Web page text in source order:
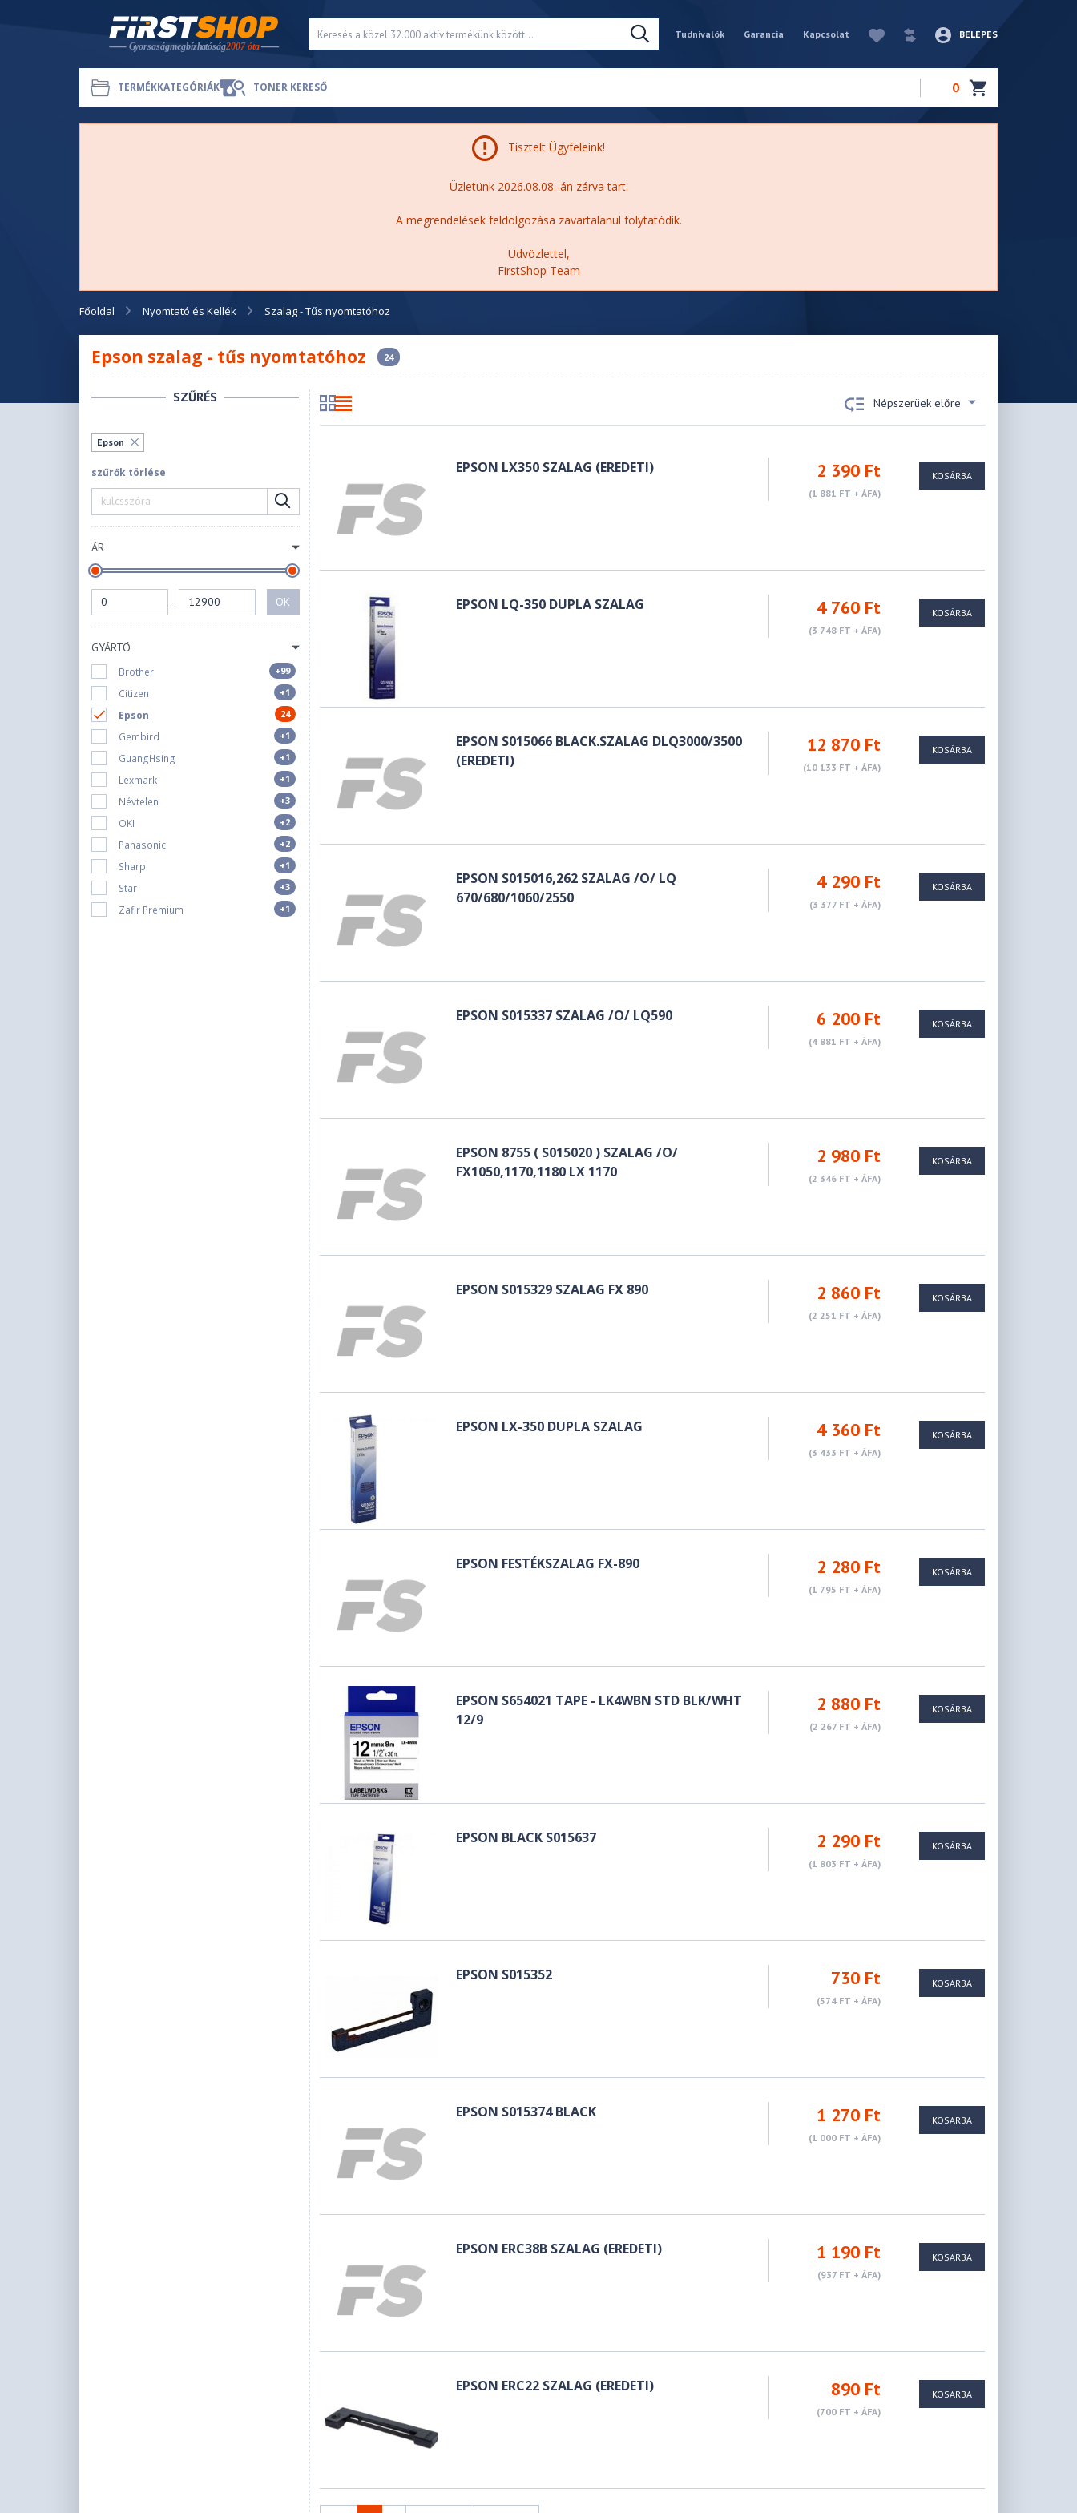
Tudnivalók Garancia Kapcsolat BELÉPÉS
TERMÉKKATEGÓRIÁK TONER KERESŐ 0
Tisztelt Ügyfeleink!
Üzletünk 2026.08.08.-án zárva tart.
A megrendelések feldolgozása zavartalanul folytatódik.
Üdvözlettel,
FirstShop Team
Főoldal Nyomtató és Kellék Szalag - Tűs nyomtatóhoz
Epson szalag - tűs nyomtatóhoz 24
SZŰRÉS
Epson
szűrők törlése
ÁR
- OK
GYÁRTÓ
Brother +99
Citizen +1
Epson 24
Gembird +1
GuangHsing +1
Lexmark +1
Névtelen +3
OKI +2
Panasonic +2
Sharp +1
Star +3
Zafir Premium +1
Népszerüek előre
EPSON LX350 SZALAG (EREDETI) 2 390 Ft
(1 881 FT + ÁFA)
KOSÁRBA
EPSON LQ-350 DUPLA SZALAG 4 760 Ft
(3 748 FT + ÁFA)
KOSÁRBA
EPSON S015066 BLACK.SZALAG DLQ3000/3500
(EREDETI)
12 870 Ft
(10 133 FT + ÁFA)
KOSÁRBA
EPSON S015016,262 SZALAG /O/ LQ
670/680/1060/2550
4 290 Ft
(3 377 FT + ÁFA)
KOSÁRBA
EPSON S015337 SZALAG /O/ LQ590 6 200 Ft
(4 881 FT + ÁFA)
KOSÁRBA
EPSON 8755 ( S015020 ) SZALAG /O/
FX1050,1170,1180 LX 1170
2 980 Ft
(2 346 FT + ÁFA)
KOSÁRBA
EPSON S015329 SZALAG FX 890 2 860 Ft
(2 251 FT + ÁFA)
KOSÁRBA
EPSON LX-350 DUPLA SZALAG 4 360 Ft
(3 433 FT + ÁFA)
KOSÁRBA
EPSON FESTÉKSZALAG FX-890 2 280 Ft
(1 795 FT + ÁFA)
KOSÁRBA
EPSON S654021 TAPE - LK4WBN STD BLK/WHT
12/9
2 880 Ft
(2 267 FT + ÁFA)
KOSÁRBA
EPSON BLACK S015637 2 290 Ft
(1 803 FT + ÁFA)
KOSÁRBA
EPSON S015352 730 Ft
(574 FT + ÁFA)
KOSÁRBA
EPSON S015374 BLACK 1 270 Ft
(1 000 FT + ÁFA)
KOSÁRBA
EPSON ERC38B SZALAG (EREDETI) 1 190 Ft
(937 FT + ÁFA)
KOSÁRBA
EPSON ERC22 SZALAG (EREDETI) 890 Ft
(700 FT + ÁFA)
KOSÁRBA